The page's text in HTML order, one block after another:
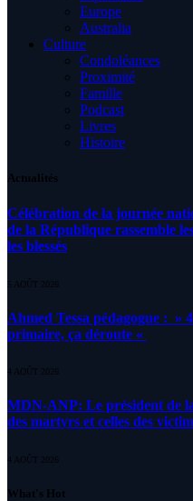
Europe
Australia
Culture
Condoléances
Proximité
Famille
Podcast
Livres
Histoire
Actualités
Célébration de la journée
de la République rassemble
les blessés
5 AOÛT 2026
Ahmed Tessa pédagogue : »
primaire, ça déroute «
4 AOÛT 2026
MDN-ANP: Le président de
des martyrs et celles des
4 AOÛT 2026
What's Hot